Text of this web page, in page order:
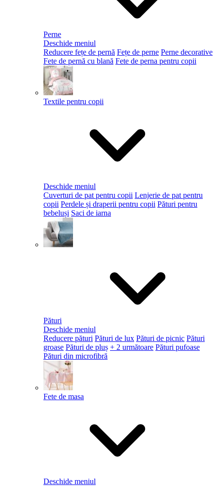
Perne
Deschide meniul
Reducere fețe de pernă Fețe de perne Perne decorative
Fete de pernă cu blană Fete de perna pentru copii
Textile pentru copii
Deschide meniul
Cuverturi de pat pentru copii Lenjerie de pat pentru
copii Perdele și draperii pentru copii Pături pentru
bebeluși Saci de iarna
Pături
Deschide meniul
Reducere pături Pături de lux Pături de picnic Pături
groase Pături de pluș + 2 următoare Pături pufoase
Pături din microfibră
Fete de masa
Deschide meniul